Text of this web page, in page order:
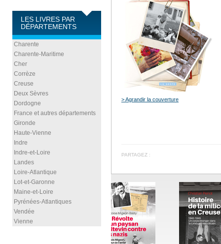
LES LIVRES PAR
DÉPARTEMENTS
Charente
Charente-Maritime
Cher
Corrèze
Creuse
Deux Sèvres
Dordogne
France et autres départements
Gironde
Haute-Vienne
Indre
Indre-et-Loire
Landes
Loire-Atlantique
Lot-et-Garonne
Maine-et-Loire
Pyrénées-Atlantiques
Vendée
Vienne
> Agrandir la couverture
PARTAGEZ :